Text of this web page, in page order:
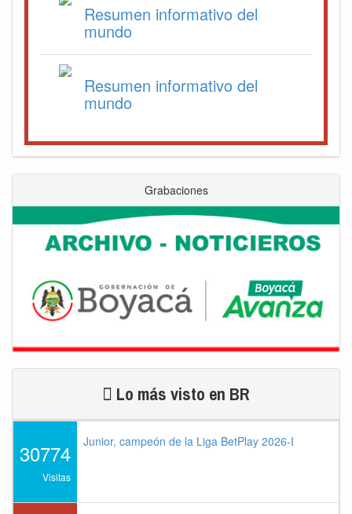
Resumen informativo del
mundo
Resumen informativo del
mundo
Grabaciones
Lo más visto en BR
30774
Visitas
Junior, campeón de la Liga BetPlay 2026-I